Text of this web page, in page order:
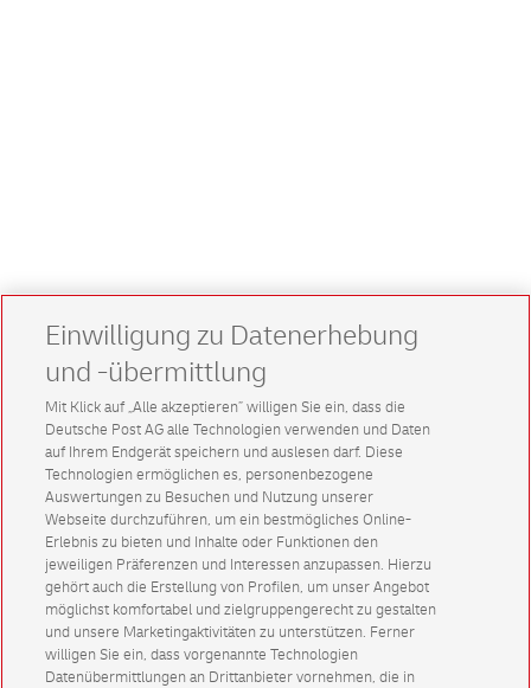
Einwilligung zu Datenerhebung
und -übermittlung
Mit Klick auf „Alle akzeptieren” willigen Sie ein, dass die
Deutsche Post AG alle Technologien verwenden und Daten
auf Ihrem Endgerät speichern und auslesen darf. Diese
Technologien ermöglichen es, personenbezogene
Auswertungen zu Besuchen und Nutzung unserer
Webseite durchzuführen, um ein bestmögliches Online-
Erlebnis zu bieten und Inhalte oder Funktionen den
jeweiligen Präferenzen und Interessen anzupassen. Hierzu
gehört auch die Erstellung von Profilen, um unser Angebot
möglichst komfortabel und zielgruppengerecht zu gestalten
und unsere Marketingaktivitäten zu unterstützen. Ferner
willigen Sie ein, dass vorgenannte Technologien
Datenübermittlungen an Drittanbieter vornehmen, die in